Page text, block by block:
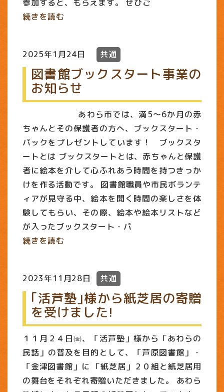
参加すると、もらえます。 ぜひご
続きを読む
2025年1月24日 共通
図書館ブックスタート事業の
お知らせ
あわら市では、満5〜6か月の赤
ちゃんとその保護者の方へ、ブックスタート・
パックをプレゼントしています！ ブックスタ
ートとは ブックスタートとは、赤ちゃんと保護
者に絵本を介して心ふれあう時間を持つきっか
けを作る活動です。 図書館職員や市民ボランテ
ィアが見守る中、絵本を開く時間の楽しさを体
験してもらい、その際、絵本や絵本リストなど
が入ったブックスタート・パ
続きを読む
2023年11月28日 共通
｢活芦塾｣様から紙芝居の寄贈
を受けました!
１１月２４日㈮、「活芦塾」様から「あわらの
民話」の普及を目的として、「芦原図書館」・
「金津図書館」に 「紙芝居」２０組と紙芝居用
の舞台をそれぞれ寄贈いただきました。 あわら